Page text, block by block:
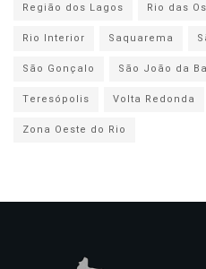
Região dos Lagos
Rio das
Rio Interior
Saquarema
São Gonçalo
São João da
Teresópolis
Volta Redonda
Zona Oeste do Rio